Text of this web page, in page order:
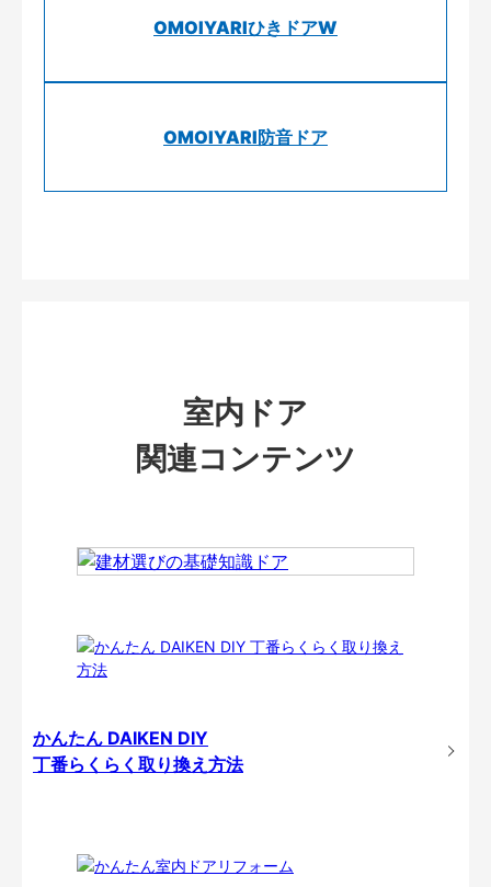
OMOIYARIひきドアW
OMOIYARI防音ドア
室内ドア
関連コンテンツ
かんたん DAIKEN DIY
丁番らくらく取り換え方法